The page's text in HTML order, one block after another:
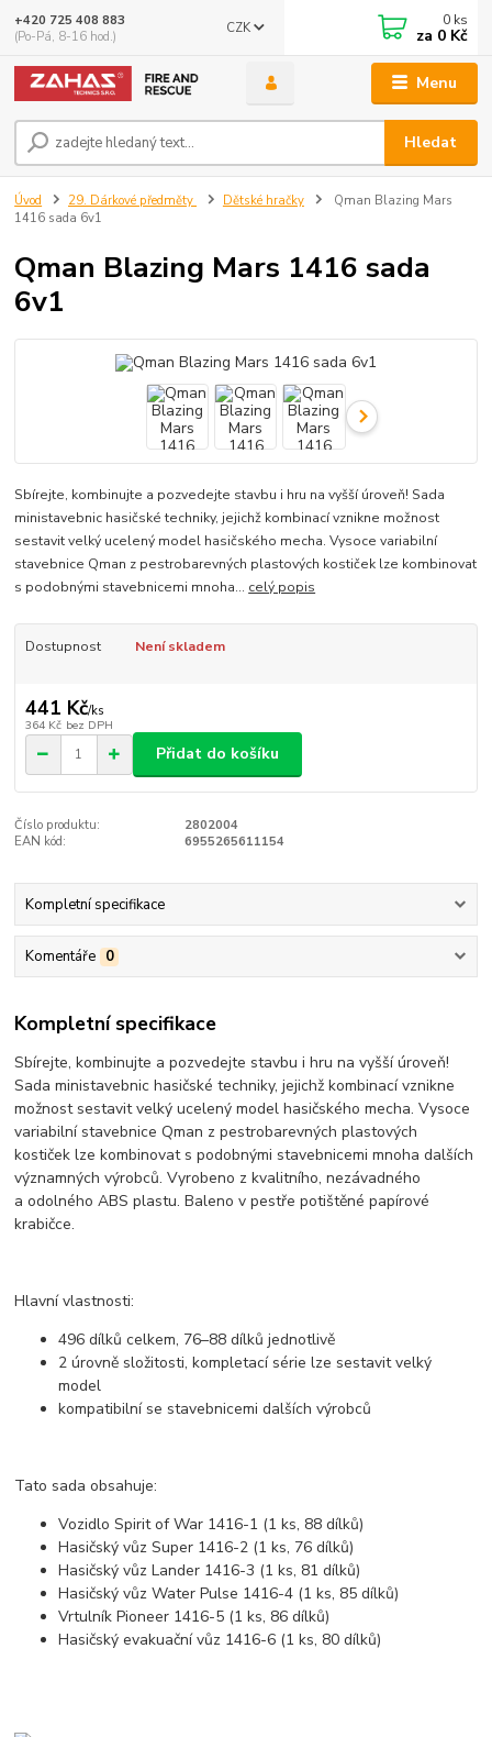
Menu
CZK
Hledat
+420 725 408 883
(Po-Pá, 8-16 hod.)
0 ks
za 0 Kč
Úvod 29. Dárkové předměty Dětské hračky
Qman Blazing Mars
1416 sada 6v1
Qman Blazing Mars 1416 sada
6v1
Sbírejte, kombinujte a pozvedejte stavbu i hru na vyšší úroveň! Sada
ministavebnic hasičské techniky, jejichž kombinací vznikne možnost
sestavit velký ucelený model hasičského mecha. Vysoce variabilní
stavebnice Qman z pestrobarevných plastových kostiček lze kombinovat
s podobnými stavebnicemi mnoha... celý popis
Dostupnost Není skladem
441 Kč/ks
364 Kč bez DPH
Přidat do košíku
Číslo produktu:
2802004
EAN kód:
6955265611154
Kompletní specifikace
Komentáře 0
Kompletní specifikace
Sbírejte, kombinujte a pozvedejte stavbu i hru na vyšší úroveň!
Sada ministavebnic hasičské techniky, jejichž kombinací vznikne
možnost sestavit velký ucelený model hasičského mecha. Vysoce
variabilní stavebnice Qman z pestrobarevných plastových
kostiček lze kombinovat s podobnými stavebnicemi mnoha dalších
významných výrobců. Vyrobeno z kvalitního, nezávadného
a odolného ABS plastu. Baleno v pestře potištěné papírové
krabičce.
Hlavní vlastnosti:
496 dílků celkem, 76–88 dílků jednotlivě
2 úrovně složitosti, kompletací série lze sestavit velký
model
kompatibilní se stavebnicemi dalších výrobců
Tato sada obsahuje:
Vozidlo Spirit of War 1416-1 (1 ks, 88 dílků)
Hasičský vůz Super 1416-2 (1 ks, 76 dílků)
Hasičský vůz Lander 1416-3 (1 ks, 81 dílků)
Hasičský vůz Water Pulse 1416-4 (1 ks, 85 dílků)
Vrtulník Pioneer 1416-5 (1 ks, 86 dílků)
Hasičský evakuační vůz 1416-6 (1 ks, 80 dílků)